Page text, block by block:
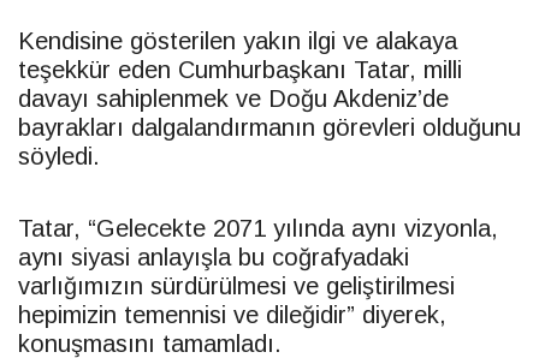
Kendisine gösterilen yakın ilgi ve alakaya
teşekkür eden Cumhurbaşkanı Tatar, milli
davayı sahiplenmek ve Doğu Akdeniz’de
bayrakları dalgalandırmanın görevleri olduğunu
söyledi.
Tatar, “Gelecekte 2071 yılında aynı vizyonla,
aynı siyasi anlayışla bu coğrafyadaki
varlığımızın sürdürülmesi ve geliştirilmesi
hepimizin temennisi ve dileğidir” diyerek,
konuşmasını tamamladı.